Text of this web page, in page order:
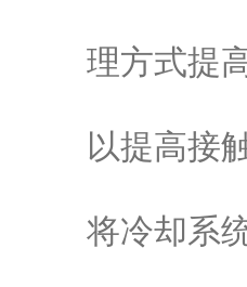
理方式提
以提高接
将冷却系